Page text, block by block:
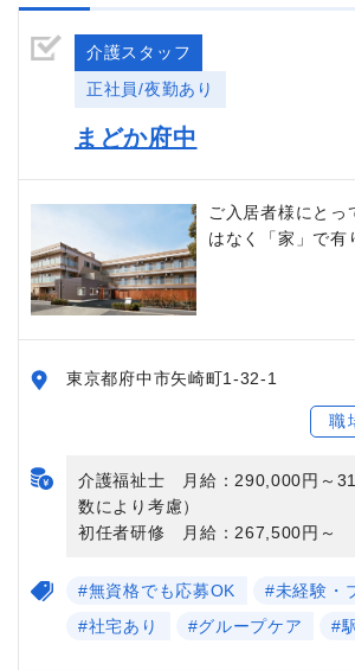
介護スタッフ
正社員/夜勤あり
まどか府中
ご入居者様にとっ
はなく「家」で有
東京都府中市矢崎町1-32-1
職
介護福祉士 月給：290,000円～
数により考慮）
初任者研修 月給：267,500円～
#無資格でも応募OK
#未経験・
#社宅あり
#グループケア #